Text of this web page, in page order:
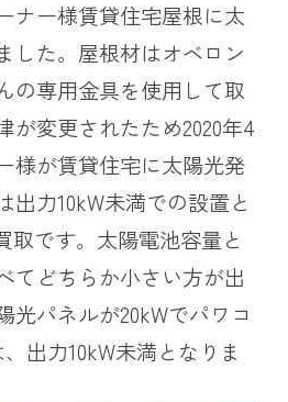
ナー様賃貸住宅屋根に太
した。屋根材はオベロン
の専用金具を使用して取
が変更されたため2020年4
様が賃貸住宅に太陽光発
出力10kW未満での設置と
取です。太陽電池容量と
てどちらか小さい方が出
光パネルが20kWでパワコ
出力10kW未満となりま